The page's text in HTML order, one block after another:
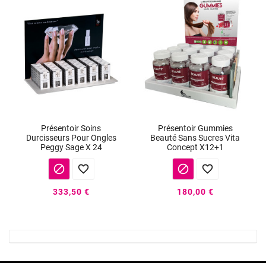
Présentoir Soins
Durcisseurs Pour Ongles
Peggy Sage X 24
 
333,50 €
Présentoir Gummies
Beauté Sans Sucres Vita
Concept X12+1
 
180,00 €